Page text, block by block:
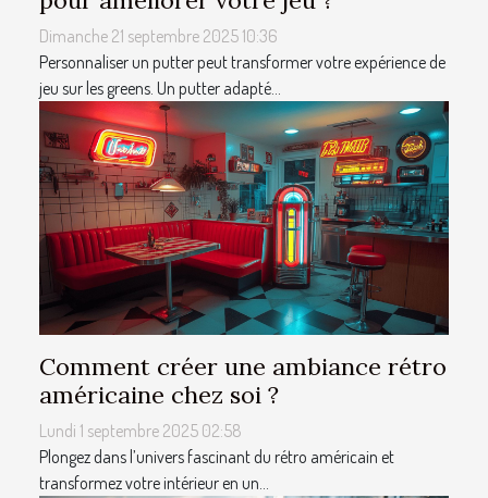
Dimanche 21 septembre 2025 10:36
Personnaliser un putter peut transformer votre expérience de
jeu sur les greens. Un putter adapté...
Comment créer une ambiance rétro
américaine chez soi ?
Lundi 1 septembre 2025 02:58
Plongez dans l’univers fascinant du rétro américain et
transformez votre intérieur en un...